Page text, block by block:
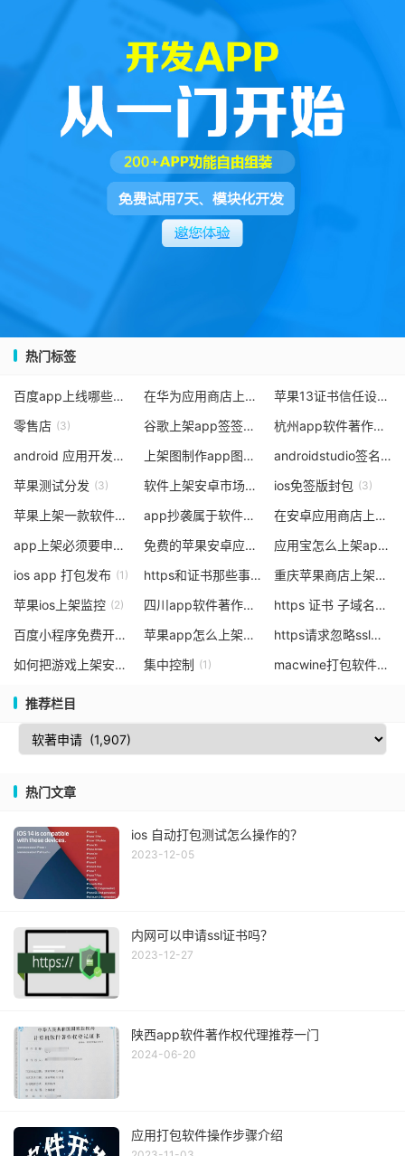
热门标签
百度app上线哪些需要软著 (1) 在华为应用商店上架安卓应用商店 (3)
苹果13证书信任设置有几个
零售店 (3) 谷歌上架app签签名
杭州app软件著作权申请条件及流程
android 应用开发框架
(1) 上架图制作app图标定制 (1)
androidstudio签名文件找不到
苹果测试分发 (3) 软件上架安卓市场 ios免签版封包 (3)
苹果上架一款软件需要多少钱钱 (1) app抄袭属于软件著作权吗 (2)
在安卓应用商店上架app要多少钱
app上架必须要申请软著吗
(2) 免费的苹果安卓应用分发 (1)
应用宝怎么上架app需要什么条件
ios app 打包发布 (1) https和证书那些事 重庆苹果商店上架
苹果ios上架监控 (2) 四川app软件著作权怎么申请 (2) https 证书 子域名
百度小程序免费开发工具哪个好 (1) 苹果app怎么上架市场 (2) https请求忽略ssl证书
如何把游戏上架安卓游戏平台 (1)
集中控制 (1) macwine打包软件
推荐栏目
热门文章
ios 自动打包测试怎么操作的？
2023-12-05
内网可以申请ssl证书吗？
2023-12-27
陕西app软件著作权代理推荐一门
2024-06-20
应用打包软件操作步骤介绍